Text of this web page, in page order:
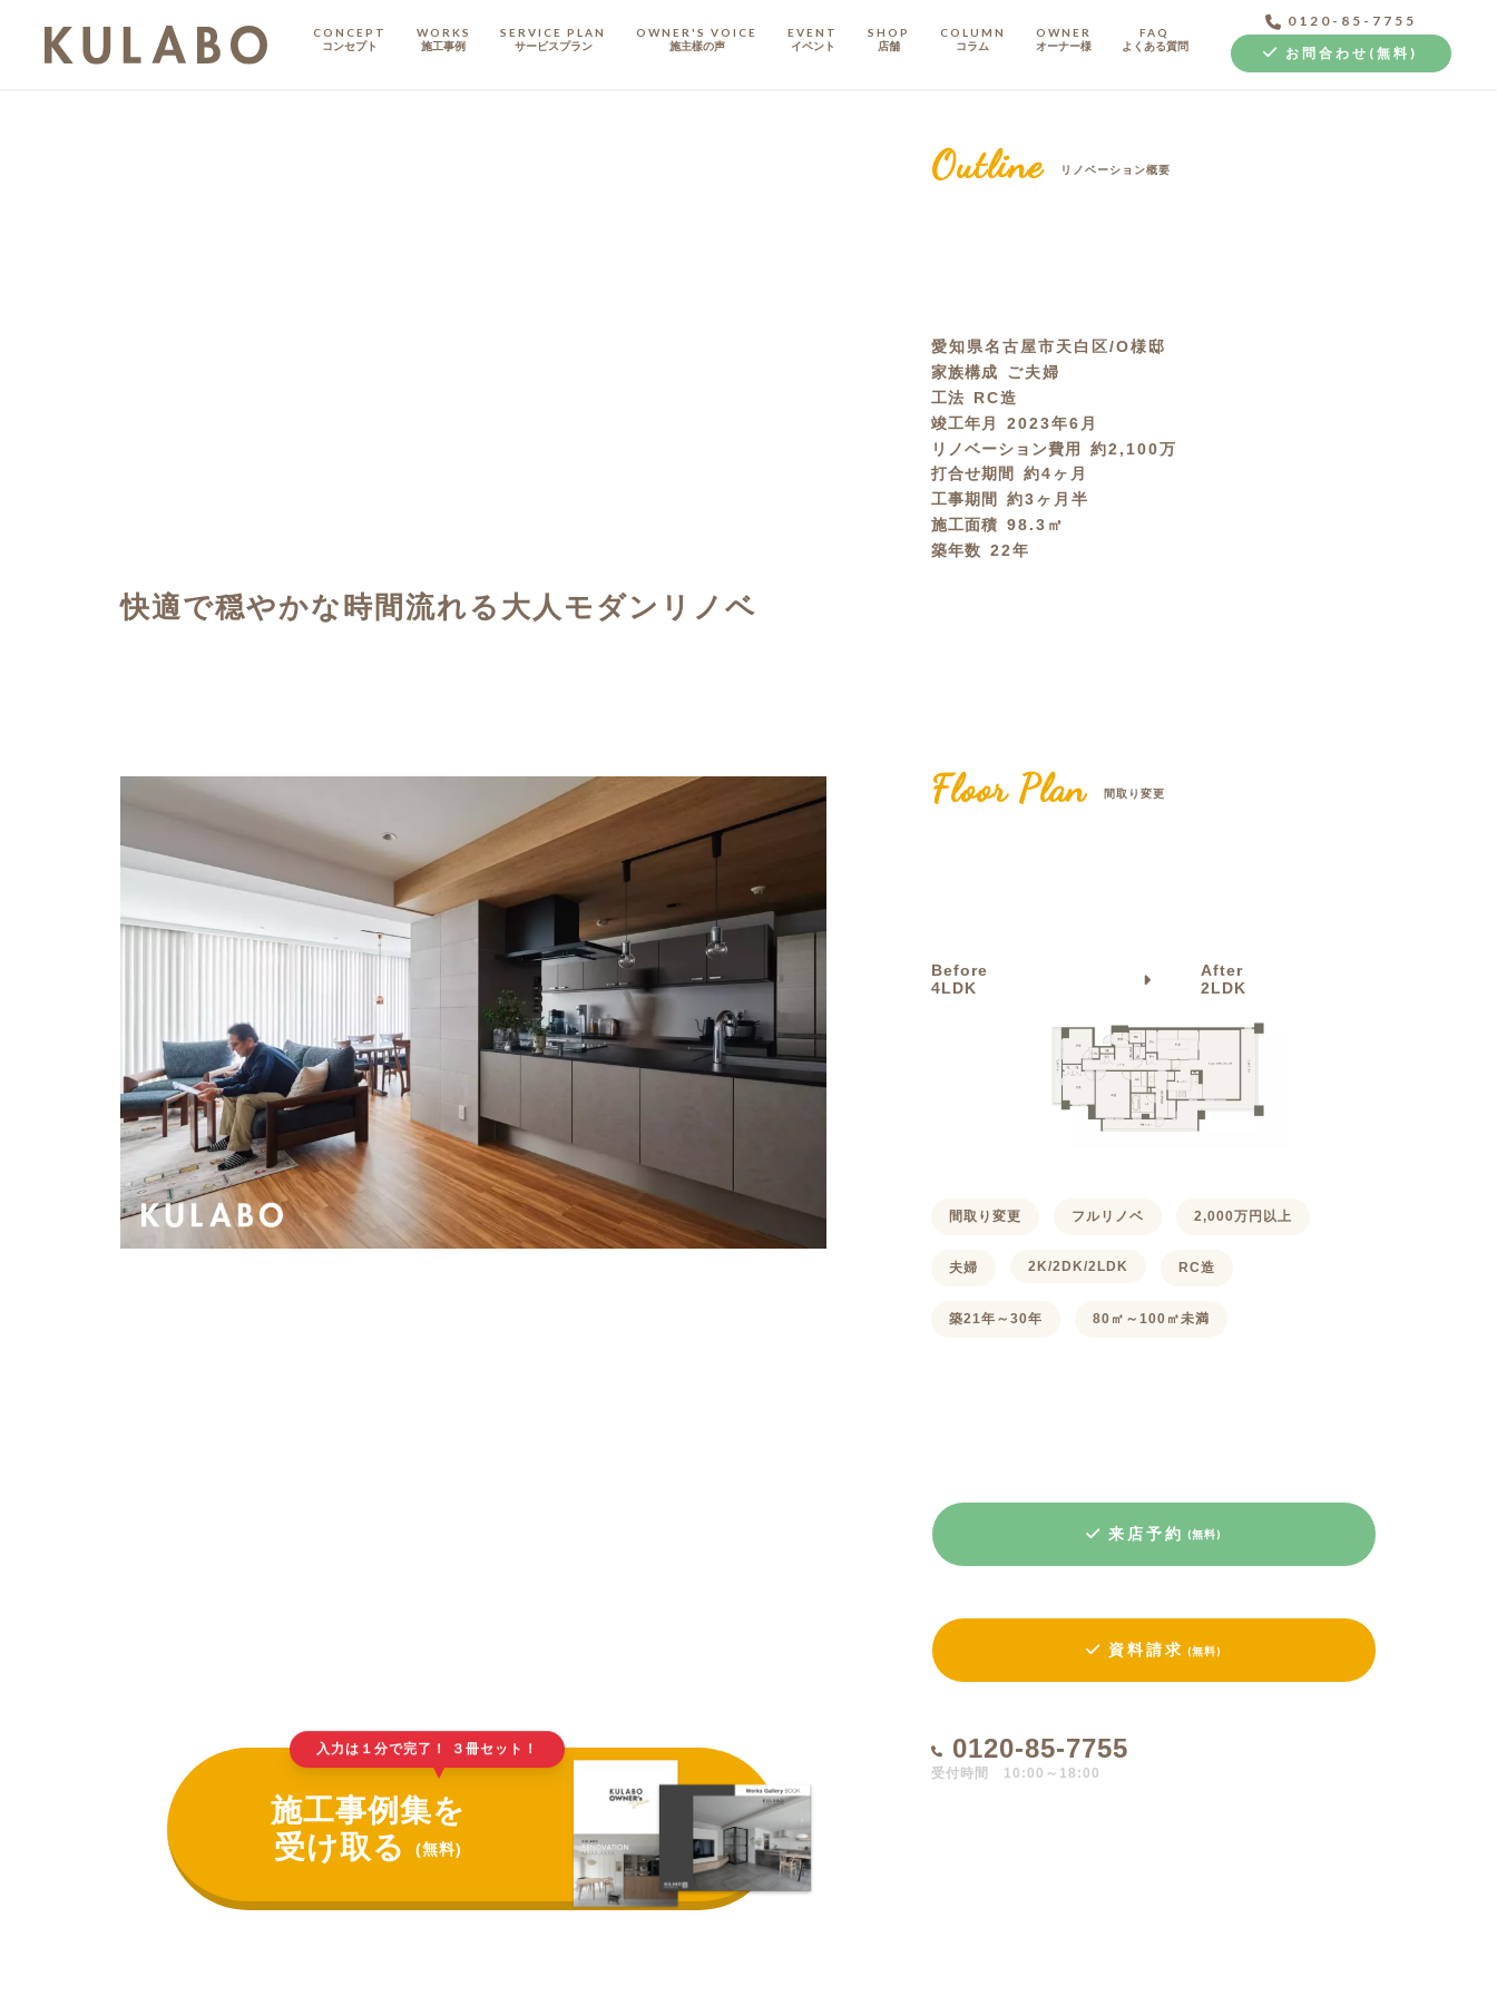
CONCEPT
コンセプト
WORKS
施工事例
SERVICE PLAN
サービスプラン
店舗リノベーション
OWNER'S VOICE
施主樣の声
EVENT
イベント
SHOP
店舗
COLUMN
コラム
OWNER
オーナー様
FAQ
よくある質問
0120-85-7755
お問合わせ(無料)
快適で穏やかな時間流れる大人モダンリノベ
入力は１分で完了！ ３冊セット！
▲
施工事例集を
受け取る(無料)
Outline リノベーション概要
愛知県名古屋市天白区/O様邸
家族構成
ご夫婦
工法
RC造
竣工年月
2023年6月
リノベーション費用
約2,100万
打合せ期間
約4ヶ月
工事期間
約3ヶ月半
施工面積 98.3㎡
築年数 22年
Floor Plan 間取り変更
Before
4LDK
After
2LDK
間取り変更 フルリノベ 2,000万円以上
夫婦 2K/2DK/2LDK RC造
築21年～30年 80㎡～100㎡未満
来店予約 (無料)
資料請求 (無料)
0120-85-7755
受付時間 10:00～18:00